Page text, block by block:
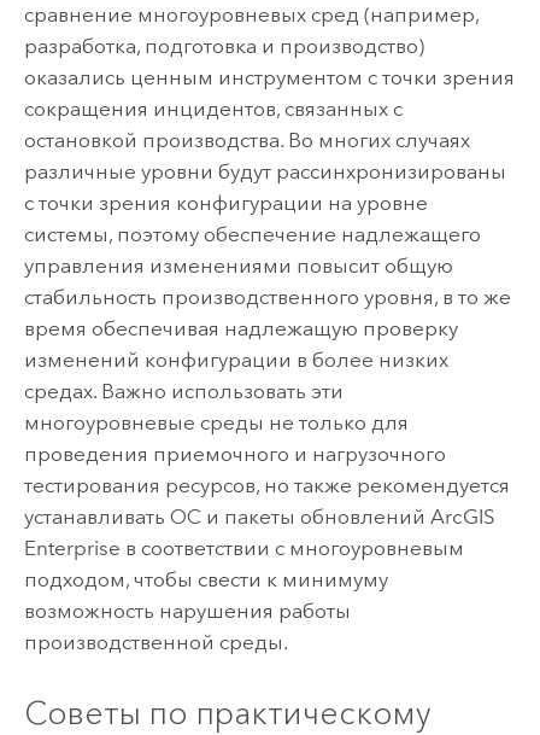
сравнение многоуровневых сред (например,
разработка, подготовка и производство)
оказались ценным инструментом с точки зрения
сокращения инцидентов, связанных с
остановкой производства. Во многих случаях
различные уровни будут рассинхронизированы
с точки зрения конфигурации на уровне
системы, поэтому обеспечение надлежащего
управления изменениями повысит общую
стабильность производственного уровня, в то же
время обеспечивая надлежащую проверку
изменений конфигурации в более низких
средах. Важно использовать эти
многоуровневые среды не только для
проведения приемочного и нагрузочного
тестирования ресурсов, но также рекомендуется
устанавливать ОС и пакеты обновлений ArcGIS
Enterprise в соответствии с многоуровневым
подходом, чтобы свести к минимуму
возможность нарушения работы
производственной среды.
Советы по практическому